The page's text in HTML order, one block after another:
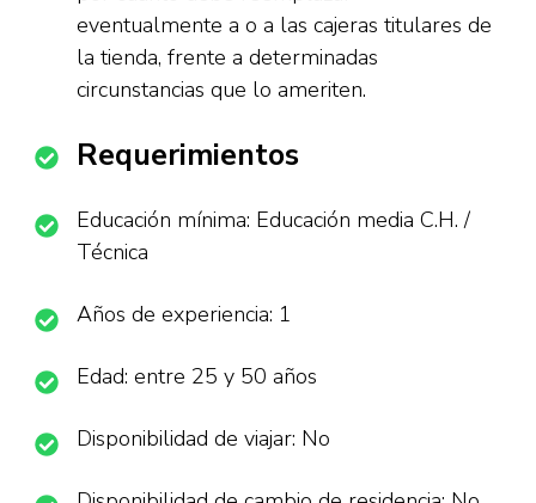
eventualmente a o a las cajeras titulares de
la tienda, frente a determinadas
circunstancias que lo ameriten.
Requerimientos
Educación mínima: Educación media C.H. /
Técnica
Años de experiencia: 1
Edad: entre 25 y 50 años
Disponibilidad de viajar: No